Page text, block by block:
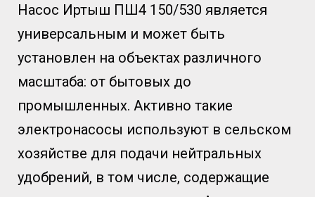
Насос Иртыш ПШ4 150/530 является
универсальным и может быть
установлен на объектах различного
масштаба: от бытовых до
промышленных. Активно такие
электронасосы используют в сельском
хозяйстве для подачи нейтральных
удобрений, в том числе, содержащие